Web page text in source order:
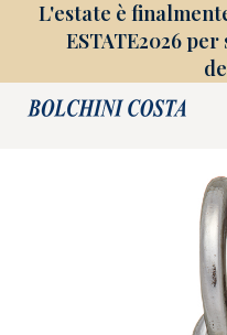
L'estate è
ESTATE2026